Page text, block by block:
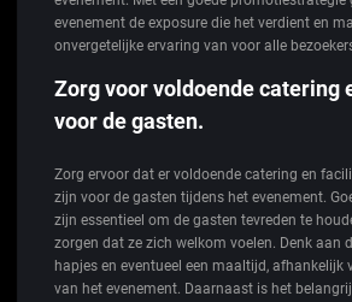
evenement de exposure die het verdient en
onvergetelijke ervaring van voor alle
Zorg voor voldoende catering
voor de gasten.
Zorg ervoor dat er voldoende catering en
zijn voor de gasten tijdens het evenement.
zijn essentieel om de gasten tevreden te
zorgen dat ze zich welkom voelen. Denk aan
hapjes en eventueel een maaltijd, afhankelijk
van het evenement. Daarnaast is het